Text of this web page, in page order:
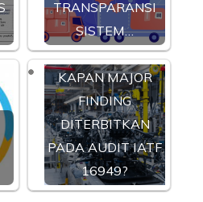
TRANSPARANSI
SISTEM…
KAPAN MAJOR
FINDING
DITERBITKAN
PADA AUDIT IATF
16949?